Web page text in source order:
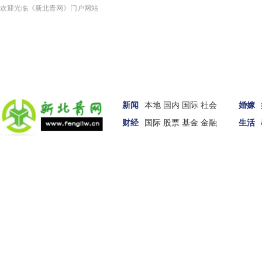
欢迎光临《新北青网》门户网站
新闻 本地 国内 国际 社会
财经
国际 股票 基金 金融
婚嫁
生活